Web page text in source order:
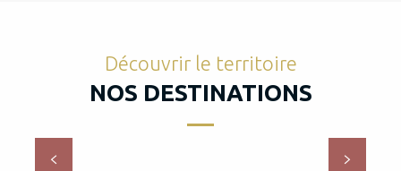
Découvrir le territoire
NOS DESTINATIONS
Périgueux et la Vallée de l’Isle